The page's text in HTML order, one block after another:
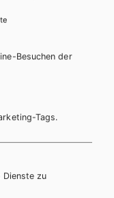
für
sind nur bei Bestellung
die Schulbuchaktion
Besuchen der
Tags.
Dienste zu